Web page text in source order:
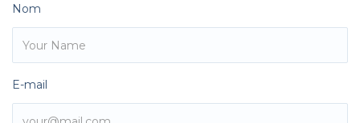
Nom
E-mail